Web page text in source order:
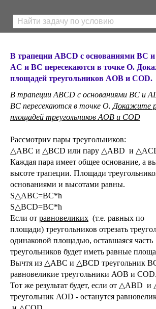
В трапеции ABCD с основаниями BC
AC и BC пересекаются в точке О.
площадей треугольников AOB и COD.
В трапеции ABCD с основаниями BC и
BC пересекаются в точке О. Докажите
площадей треугольников AOB и COD
Рассмотриv пары треугольников:
△АВС и △ВСD или пару △ABD и
Каждая пара имеет общее основание, а
высоте трапеции. Площади
основаниями и высотами равны.
S△АВС=BC*h
S△ВСD=BC*h
Если от равновеликих (т.е. равных по
площади) треугольников отрезать
одинаковой площадью, оставшаяся часть
треугольников будет иметь равные
Вычтя из △АВС и △ВСD треугольник
равновеликие треугольники АОВ и СОD.
Тот же результат будет, если от △ABD и
треугольник АОD - останутся